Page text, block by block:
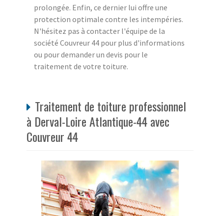
prolongée. Enfin, ce dernier lui offre une
protection optimale contre les intempéries.
N'hésitez pas à contacter l'équipe de la
société Couvreur 44 pour plus d'informations
ou pour demander un devis pour le
traitement de votre toiture.
Traitement de toiture professionnel
à Derval-Loire Atlantique-44 avec
Couvreur 44